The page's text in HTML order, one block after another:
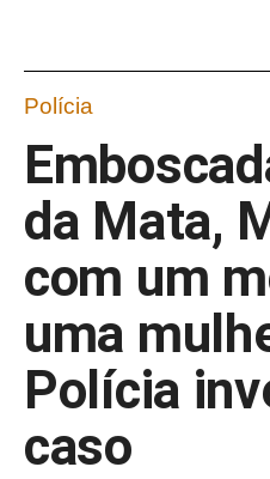
Polícia
da Mata,
com um
uma
Polícia
caso